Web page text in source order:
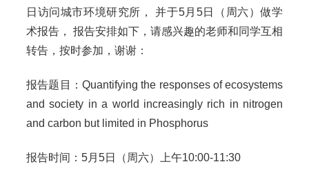
日访问城市环境研究所， 并于5月5日（周六）做学
术报告， 报告安排如下，请感兴趣的老师和同学互相
转告，按时参加，谢谢：
报告题目：Quantifying the responses of ecosystems
and society in a world increasingly rich in nitrogen
and carbon but limited in Phosphorus
报告时间：5月5日（周六）上午10:00-11:30